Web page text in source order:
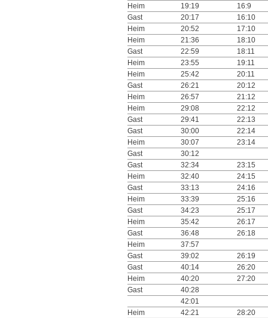
Heim 19:19
16:9
Gast
20:17
16:10
Heim
20:52
17:10
Heim
21:36
18:10
Gast
22:59
18:11
Heim
23:55
19:11
Heim
25:42
20:11
Gast
26:21
20:12
Heim
26:57
21:12
Heim
29:08
22:12
Gast
29:41
22:13
Gast
30:00
22:14
Heim
30:07
23:14
Gast
30:12
Gast
32:34
23:15
Heim
32:40
24:15
Gast
33:13
24:16
Heim
33:39
25:16
Gast
34:23
25:17
Heim
35:42
26:17
Gast
36:48
26:18
Heim
37:57
Gast
39:02
26:19
Gast
40:14
26:20
Heim
40:20
27:20
Gast
40:28
42:01
Heim
42:21
28:20